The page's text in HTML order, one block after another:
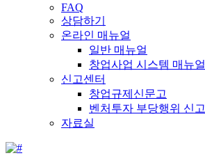
FAQ
상담하기
온라인 매뉴얼
일반 매뉴얼
창업사업 시스템 매뉴얼
신고센터
창업규제신문고
벤처투자 부당행위 신고
자료실